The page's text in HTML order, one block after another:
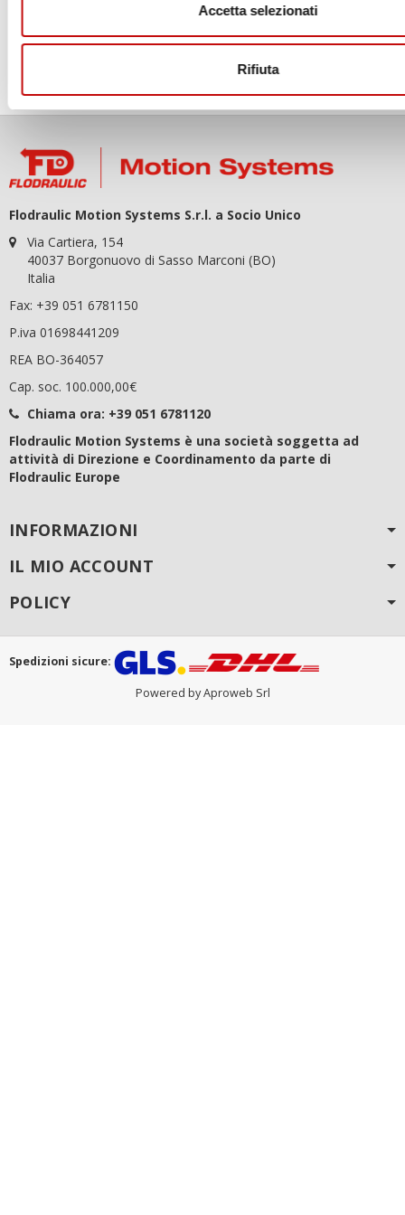
Accetta selezionati
Rifiuta
Flodraulic Motion Systems S.r.l. a Socio Unico
Via Cartiera, 154
40037 Borgonuovo di Sasso Marconi (BO)
Italia
Fax: +39 051 6781150
P.iva 01698441209
REA BO-364057
Cap. soc. 100.000,00€
Chiama ora: +39 051 6781120
Flodraulic Motion Systems è una società soggetta ad
attività di Direzione e Coordinamento da parte di
Flodraulic Europe
INFORMAZIONI
IL MIO ACCOUNT
POLICY
Spedizioni sicure:
Powered by Aproweb Srl